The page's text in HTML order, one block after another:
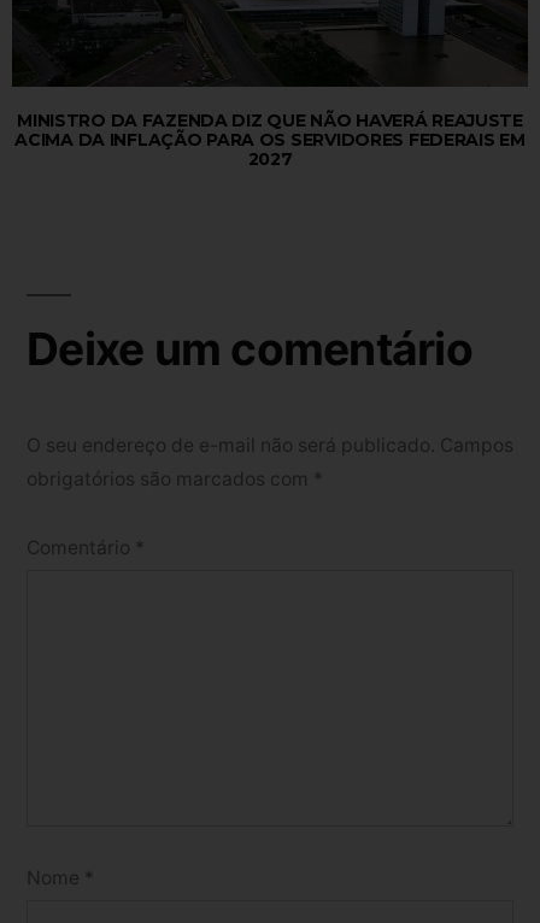
MINISTRO DA FAZENDA DIZ QUE NÃO HAVERÁ REAJUSTE
ACIMA DA INFLAÇÃO PARA OS SERVIDORES FEDERAIS EM
2027
Deixe um comentário
O seu endereço de e-mail não será publicado. Campos
obrigatórios são marcados com *
Comentário *
Nome *